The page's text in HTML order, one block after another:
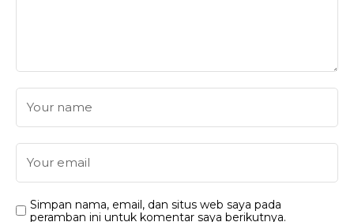
Simpan nama, email, dan situs web saya pada
peramban ini untuk komentar saya berikutnya.